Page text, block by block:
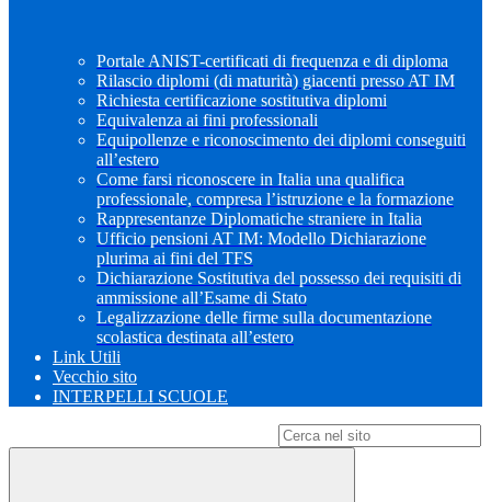
Portale ANIST-certificati di frequenza e di diploma
Rilascio diplomi (di maturità) giacenti presso AT IM
Richiesta certificazione sostitutiva diplomi
Equivalenza ai fini professionali
Equipollenze e riconoscimento dei diplomi conseguiti
all’estero
Come farsi riconoscere in Italia una qualifica
professionale, compresa l’istruzione e la formazione
Rappresentanze Diplomatiche straniere in Italia
Ufficio pensioni AT IM: Modello Dichiarazione
plurima ai fini del TFS
Dichiarazione Sostitutiva del possesso dei requisiti di
ammissione all’Esame di Stato
Legalizzazione delle firme sulla documentazione
scolastica destinata all’estero
Link Utili
Vecchio sito
INTERPELLI SCUOLE